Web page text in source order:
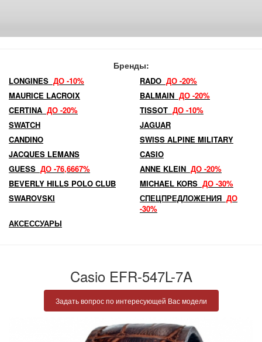
Бренды:
LONGINES ДО -10% RADO ДО -20%
MAURICE LACROIX
BALMAIN ДО -20%
CERTINA ДО -20% TISSOT ДО -10%
SWATCH
JAGUAR
CANDINO
SWISS ALPINE MILITARY
JACQUES LEMANS
CASIO
GUESS ДО -76,6667% ANNE KLEIN ДО -20%
BEVERLY HILLS POLO CLUB
MICHAEL KORS ДО -30%
SWAROVSKI
СПЕЦПРЕДЛОЖЕНИЯ ДО
-30%
АКСЕССУАРЫ
Casio EFR-547L-7A
Задать вопрос по интересующей Вас модели